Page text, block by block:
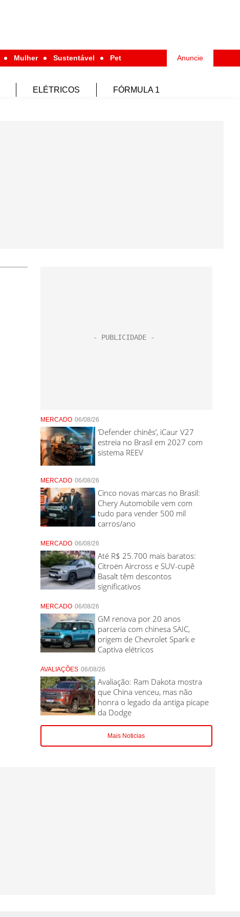
Mulher Sustentável Pet Anuncie
ELÉTRICOS FÓRMULA 1
MERCADO 06/08/26
‘Defender chinês’, iCaur V27
estreia no Brasil em 2027 com
sistema REEV
MERCADO 06/08/26
Cinco novas marcas no Brasil:
Chery Automobile vem com
tudo para vender 500 mil
carros/ano
MERCADO 06/08/26
Até R$ 25.700 mais baratos:
Citroën Aircross e SUV-cupê
Basalt têm descontos
significativos
MERCADO 06/08/26
GM renova por 20 anos
parceria com chinesa SAIC,
origem de Chevrolet Spark e
Captiva elétricos
AVALIAÇÕES 06/08/26
Avaliação: Ram Dakota mostra
que China venceu, mas não
honra o legado da antiga picape
da Dodge
Mais Noticias